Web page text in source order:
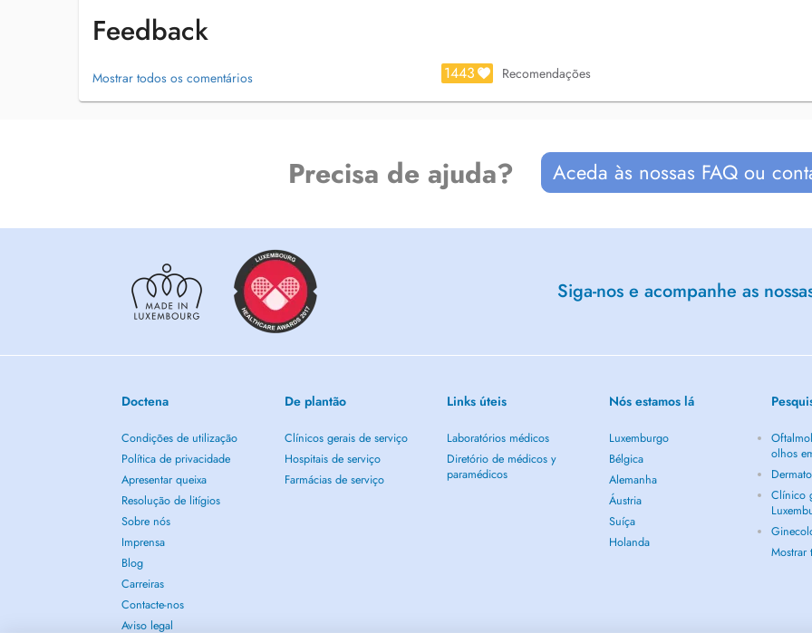
Feedback
Mostrar todos os comentários 1443 Recomendações
Precisa de ajuda? Aceda às nossas FAQ ou
Siga-nos e acompanhe as
Doctena
Condições de utilização
Política de privacidade
Apresentar queixa
Resolução de litígios
Sobre nós
Imprensa
Blog
Carreiras
Contacte-nos
Aviso legal
De plantão
Clínicos gerais de serviço
Hospitais de serviço
Farmácias de serviço
Links úteis
Laboratórios médicos
Diretório de médicos y
paramédicos
Nós estamos lá
Luxemburgo
Bélgica
Alemanha
Áustria
Suíça
Holanda
olhos
Clínico